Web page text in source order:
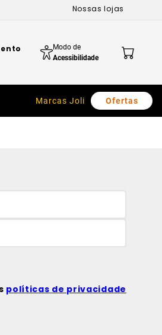
Nossas lojas
Modo de
Acessibilidade
Marcas Joli Ofertas
políticas de privacidade